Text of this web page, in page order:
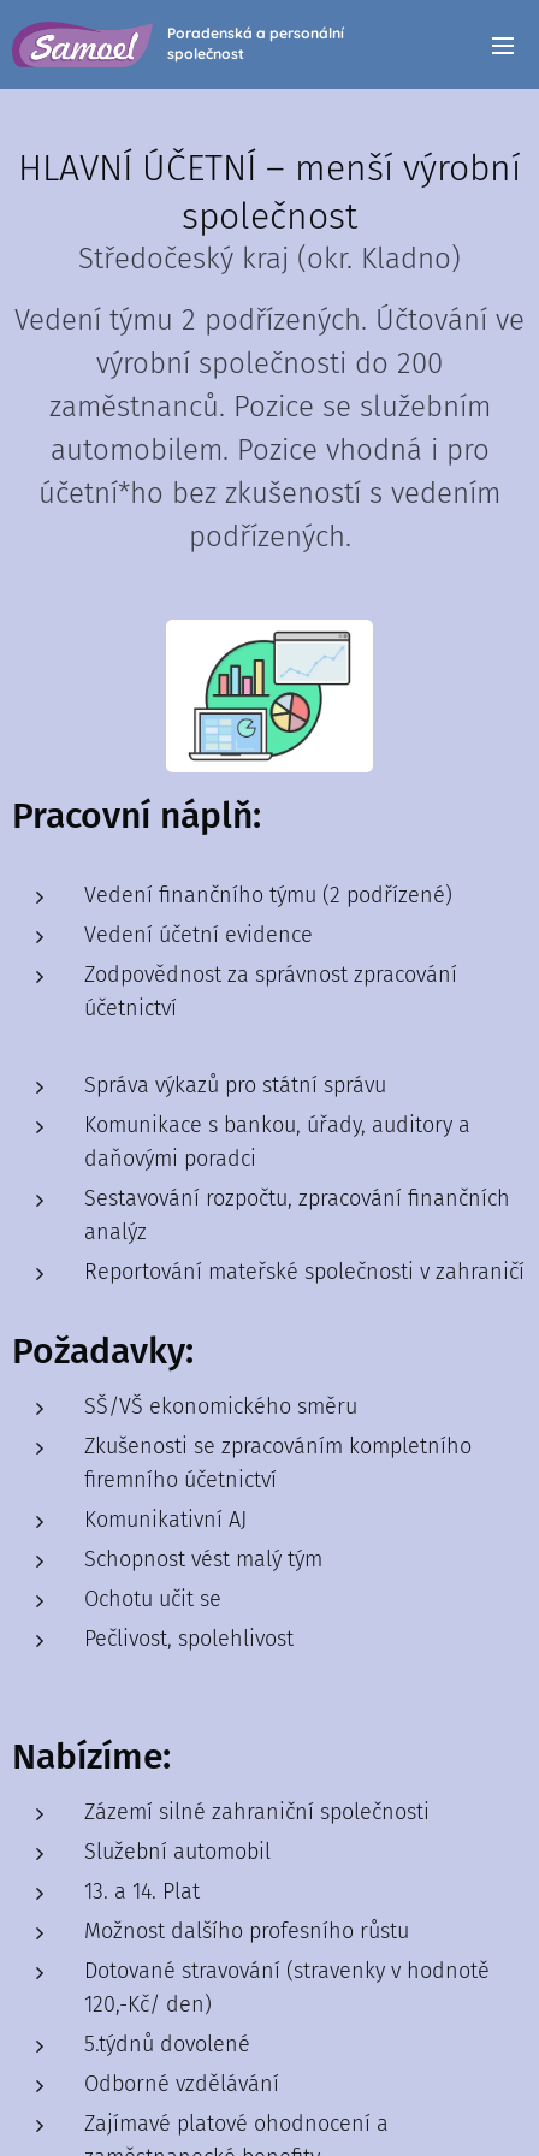
Poradenská a personální
společnost
HLAVNÍ ÚČETNÍ – menší výrobní
společnost
Středočeský kraj (okr. Kladno)
Vedení týmu 2 podřízených. Účtování ve
výrobní společnosti do 200
zaměstnanců. Pozice se služebním
automobilem. Pozice vhodná i pro
účetní*ho bez zkušeností s vedením
podřízených.
Pracovní náplň:
Vedení finančního týmu (2 podřízené)
Vedení účetní evidence
Zodpovědnost za správnost zpracování
účetnictví
Správa výkazů pro státní správu
Komunikace s bankou, úřady, auditory a
daňovými poradci
Sestavování rozpočtu, zpracování finančních
analýz
Reportování mateřské společnosti v zahraničí
Požadavky:
SŠ/VŠ ekonomického směru
Zkušenosti se zpracováním kompletního
firemního účetnictví
Komunikativní AJ
Schopnost vést malý tým
Ochotu učit se
Pečlivost, spolehlivost
Nabízíme:
Zázemí silné zahraniční společnosti
Služební automobil
13. a 14. Plat
Možnost dalšího profesního růstu
Dotované stravování (stravenky v hodnotě
120,-Kč/ den)
5.týdnů dovolené
Odborné vzdělávání
Zajímavé platové ohodnocení a